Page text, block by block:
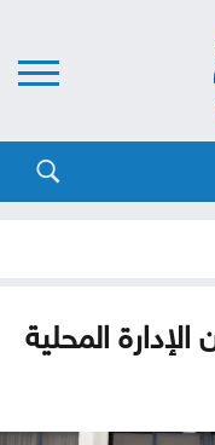
الإدارة المحلية